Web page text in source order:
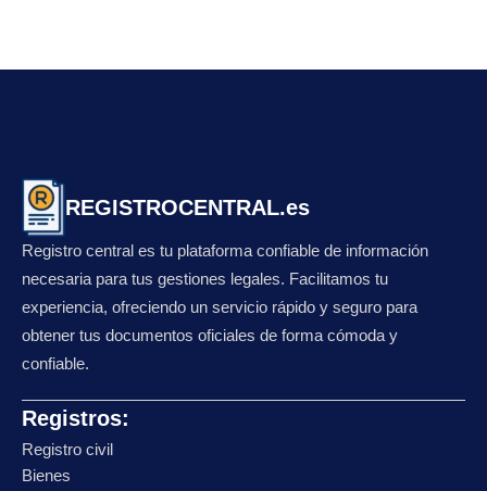
REGISTROCENTRAL.es
Registro central es tu plataforma confiable de información
necesaria para tus gestiones legales. Facilitamos tu
experiencia, ofreciendo un servicio rápido y seguro para
obtener tus documentos oficiales de forma cómoda y
confiable.
Registros:
Registro civil
Bienes